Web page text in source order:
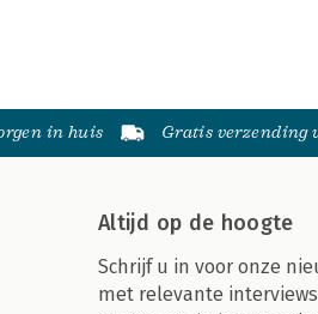
in huis Gratis verzending
Altijd op de hoogte
Schrijf u in voor onze
met relevante